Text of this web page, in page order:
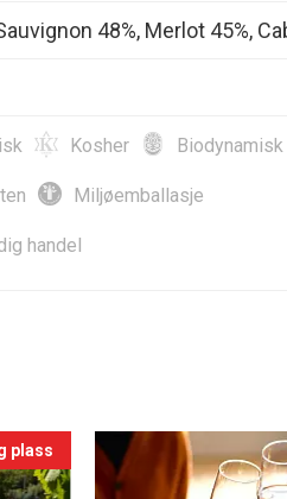
48%, Merlot 45%,
Kosher Biodynamisk
Miljøemballasje
handel
plass